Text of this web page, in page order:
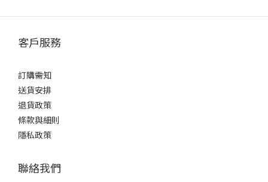
客戶服務
訂購需知
送貨安排
退貨政策
條款與細則
隱私政策
聯絡我們